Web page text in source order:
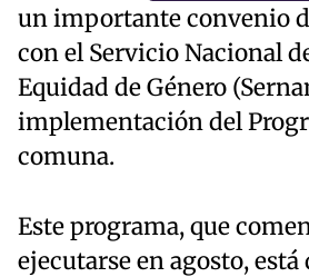
un importante convenio
con el Servicio Nacional
Equidad de Género
implementación del
comuna.
Este programa, que
ejecutarse en agosto,